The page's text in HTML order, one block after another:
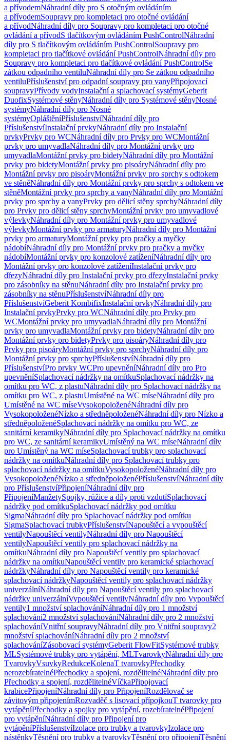
a přívodemNáhradní díly pro S otočným ovládáním
a přívodemSoupravy pro kompletaci pro otočné ovládání
a přívodNáhradní díly pro Soupravy pro kompletaci pro otočné
ovládání a přívodS tlačítkovým ovládáním PushControlNáhradní
díly pro S tlačítkovým ovládáním PushControlSoupravy pro
kompletaci pro tlačítkové ovládání PushControlNáhradní díly pro
Soupravy pro kompletaci pro tlačítkové ovládání PushControlSe
zátkou odpadního ventiluNáhradní díly pro Se zátkou odpadního
ventiluPříslušenství pro odpadní soupravy pro vanyPřipojovací
soupravyPřívody vodyInstalační a splachovací systémyGeberit
DuofixSystémové stěnyNáhradní díly pro Systémové stěnyNosné
systémyNáhradní díly pro Nosné
systémyOpláštěníPříslušenstvíNáhradní díly pro
PříslušenstvíInstalační prvkyNáhradní díly pro Instalační
prvkyPrvky pro WCNáhradní díly pro Prvky pro WCMontážní
prvky pro umyvadlaNáhradní díly pro Montážní prvky pro
umyvadlaMontážní prvky pro bidetyNáhradní díly pro Montážní
prvky pro bidetyMontážní prvky pro pisoáryNáhradní díly pro
Montážní prvky pro pisoáryMontážní prvky pro sprchy s odtokem
ve stěněNáhradní díly pro Montážní prvky pro sprchy s odtokem ve
stěněMontážní prvky pro sprchy a vanyNáhradní díly pro Montážní
prvky pro sprchy a vanyPrvky pro dělicí stěny sprchyNáhradní díly
pro Prvky pro dělicí stěny sprchyMontážní prvky pro umyvadlové
výlevkyNáhradní díly pro Montážní prvky pro umyvadlové
výlevkyMontážní prvky pro armaturyNáhradní díly pro Montážní
prvky pro armaturyMontážní prvky pro pračky a myčky
nádobíNáhradní díly pro Montážní prvky pro pračky a myčky
nádobíMontážní prvky pro konzolové zatíženíNáhradní díly pro
Montážní prvky pro konzolové zatíženíInstalační prvky pro
dřezyNáhradní díly pro Instalační prvky pro dřezyInstalační prvky
pro zásobníky na stěnuNáhradní díly pro Instalační prvky pro
zásobníky na stěnuPříslušenstvíNáhradní díly pro
PříslušenstvíGeberit KombifixInstalační prvkyNáhradní díly pro
Instalační prvkyPrvky pro WCNáhradní díly pro Prvky pro
WCMontážní prvky pro umyvadlaNáhradní díly pro Montážní
prvky pro umyvadlaMontážní prvky pro bidetyNáhradní díly pro
Montážní prvky pro bidetyPrvky pro pisoáryNáhradní díly pro
Prvky pro pisoáryMontážní prvky pro sprchyNáhradní díly pro
Montážní prvky pro sprchyPříslušenstvíNáhradní díly pro
PříslušenstvíPro prvky WCPro upevněníNáhradní díly pro Pro
upevněníSplachovací nádržky na omítkuSplachovací nádržky na
omítku pro WC, z plastuNáhradní díly pro Splachovací nádržky na
omítku pro WC, z plastuUmístěné na WC míseNáhradní díly pro
Umístěné na WC míseVysokopoloženéNáhradní díly pro
VysokopoloženéNízko a středněpoloženéNáhradní díly pro Nízko a
středněpoloženéSplachovací nádržky na omítku pro WC, ze
sanitární keramikyNáhradní díly pro Splachovací nádržky na omítku
pro WC, ze sanitární keramikyUmístěný na WC míseNáhradní díly
pro Umístěný na WC míseSplachovací trubky pro splachovací
nádržky na omítkuNáhradní díly pro Splachovací trubky pro
splachovací nádržky na omítkuVysokopoloženéNáhradní díly pro
VysokopoloženéNízko a středněpoloženéPříslušenstvíNáhradní díly
pro PříslušenstvíPřipojeníNáhradní díly pro
PřipojeníManžetySpojky, růžice a díly proti vzdutíSplachovací
nádržky pod omítkuSplachovací nádržky pod omítku
SigmaNáhradní díly pro Splachovací nádržky pod omítku
SigmaSplachovací trubkyPříslušenstvíNapouštěcí a vypouštěcí
ventilyNapouštěcí ventilyNáhradní díly pro Napouštěcí
ventilyNapouštěcí ventily pro splachovací nádržky na
omítkuNáhradní díly pro Napouštěcí ventily pro splachovací
nádržky na omítkuNapouštěcí ventily pro keramické splachovací
nádržkyNáhradní díly pro Napouštěcí ventily pro keramické
splachovací nádržkyNapouštěcí ventily pro splachovací nádržky
univerzálníNáhradní díly pro Napouštěcí ventily pro splachovací
nádržky univerzálníVypouštěcí ventilyNáhradní díly pro Vypouštěcí
ventily1 množství splachováníNáhradní díly pro 1 množství
splachování2 množství splachováníNáhradní díly pro 2 množství
splachováníVnitřní soupravyNáhradní díly pro Vnitřní soupravy2
množství splachováníNáhradní díly pro 2 množství
splachováníZásobovací systémyGeberit FlowFitSystémové trubky
MLSystémové trubky pro vytápění, MLTvarovkyNáhradní díly pro
TvarovkyVsuvkyRedukceKolenaT tvarovkyPřechodky
nerozebíratelnéPřechodky a spojení, rozdělitelnéNáhradní díly pro
Přechodky a spojení, rozdělitelnéVíčkaPřipojovací
krabicePřipojeníNáhradní díly pro PřipojeníRozdělovač se
závitovým připojenímRozvaděč s lisovací přípojkouT tvarovky pro
vytápěníPřechodky a spojky pro vytápění, rozebíratelnéPřipojení
pro vytápěníNáhradní díly pro Připojení pro
vytápěníPříslušenstvíIzolace pro trubky a tvarovkyIzolace pro
nástěnkyTěsnění pro trubky a tvarovkyTěsnění pro připojeníTěsnění